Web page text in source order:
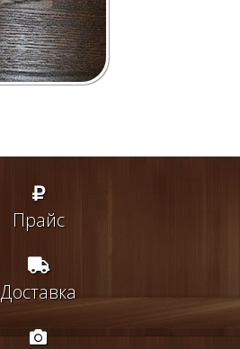
Прайс
Доставка